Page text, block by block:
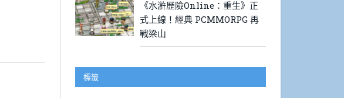
《水滸歷險Online：重生》正
式上線！經典 PCMMORPG 再
戰梁山
標籤